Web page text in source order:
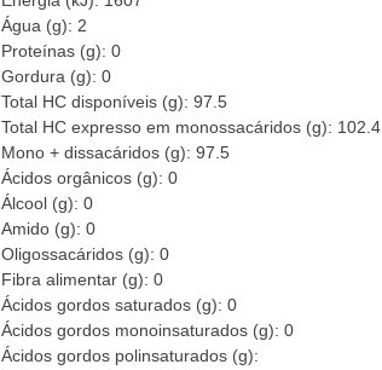
Água (g): 2
Proteínas (g): 0
Gordura (g): 0
Total HC disponíveis (g): 97.5
Total HC expresso em monossacáridos (g): 102.4
Mono + dissacáridos (g): 97.5
Ácidos orgânicos (g): 0
Álcool (g): 0
Amido (g): 0
Oligossacáridos (g): 0
Fibra alimentar (g): 0
Ácidos gordos saturados (g): 0
Ácidos gordos monoinsaturados (g): 0
Ácidos gordos polinsaturados (g):